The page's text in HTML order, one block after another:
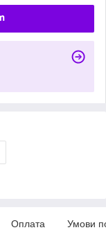
Оплата Умови